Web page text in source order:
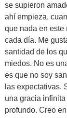
se supieron
ahí empieza,
que nada en este
cada día. Me
santidad de los
miedos. No es
es que no soy
las expectativas.
una gracia
profundo. Creo